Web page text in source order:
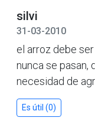
silvi
31-03-2010
el arroz debe
nunca se pasan,
necesidad de
Es útil (0)